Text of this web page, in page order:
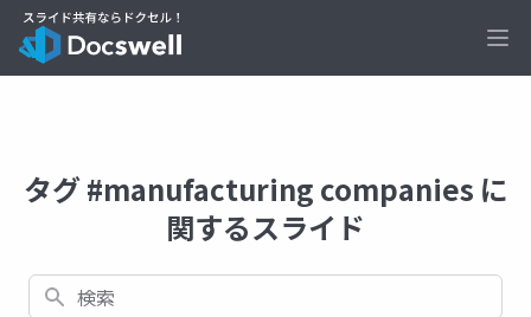
タグ #manufacturing companies に
関するスライド
検索